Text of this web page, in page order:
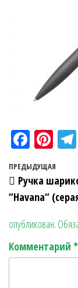
Fa
ce
bo
ok
Pi
nt
er
es
t
Предыдущая
ПРЕДЫДУЩАЯ
Ручка
“Havana“
опубликован.
Комментарий *